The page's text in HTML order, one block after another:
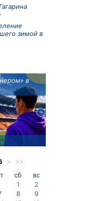
зимой в
в
> >>
сб
вс
1
2
8
9